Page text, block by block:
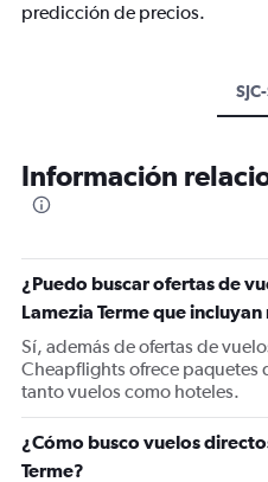
predicción de precios.
Información
¿Puedo buscar ofertas de
Lamezia Terme que
Sí, además de ofertas de
Cheapflights ofrece paquetes
tanto vuelos como hoteles.
¿Cómo busco vuelos
Terme?